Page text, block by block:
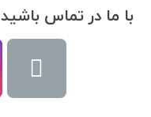
با ما در تماس باشید